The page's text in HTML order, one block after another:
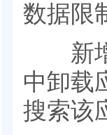
数据限
新增
中卸载
搜索该